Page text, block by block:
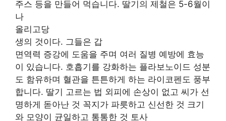
주스 등을 만들어 먹습니다. 딸기의 제철은 5-6월이
나
올리고당
생의 것이다. 그들은 갑
면역력 증강에 도움을 주며 여러 질병 예방에 효능
이 있습니다. 호흡기를 강화하는 플라보노이드 성분
도 함유하며 혈관을 튼튼하게 하는 라이코펜도 풍부
합니다. 딸기 고르는 법 외피에 손상이 없고 씨가 선
명하게 돋아난 것 꼭지가 파릇하고 신선한 것 크기
와 모양이 균일하고 통통한 것 토사